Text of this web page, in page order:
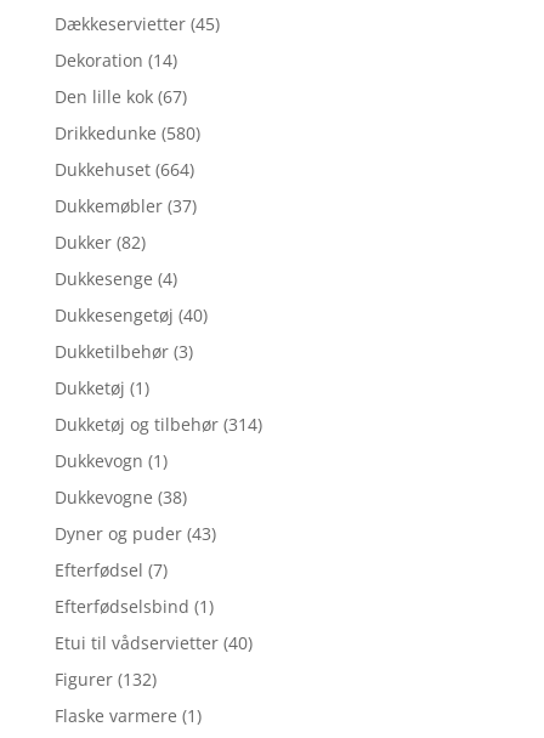
Dækkeservietter (45)
Dekoration (14)
Den lille kok (67)
Drikkedunke (580)
Dukkehuset (664)
Dukkemøbler (37)
Dukker (82)
Dukkesenge (4)
Dukkesengetøj (40)
Dukketilbehør (3)
Dukketøj (1)
Dukketøj og tilbehør (314)
Dukkevogn (1)
Dukkevogne (38)
Dyner og puder (43)
Efterfødsel (7)
Efterfødselsbind (1)
Etui til vådservietter (40)
Figurer (132)
Flaske varmere (1)